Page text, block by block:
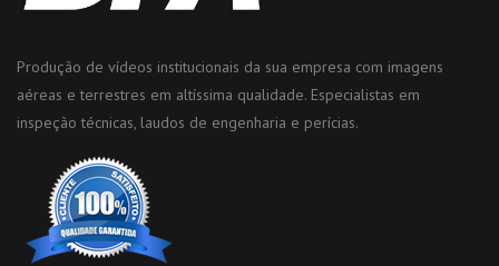
Produção de vídeos institucionais da sua empresa com imagens
aéreas e terrestres em altíssima qualidade. Especialistas em
inspeção técnicas, laudos de engenharia e perícias.